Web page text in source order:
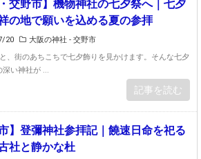
・交野市】機物神社の七夕祭へ｜七夕
の地で願いを込める夏の参拝
20
大阪の神社 - 交野市
、街のあちこちで七夕飾りを見かけます。そんな七夕
深い神社が ...
記事を読む
市】登彌神社参拝記｜饒速日命を祀る
社と静かな杜